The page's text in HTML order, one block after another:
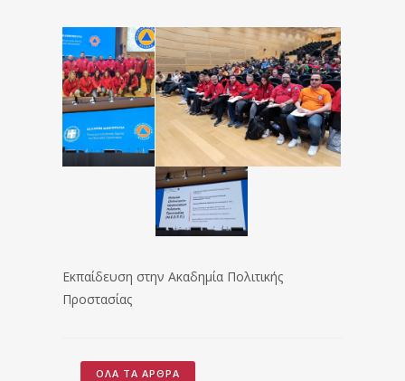
Εκπαίδευση στην Ακαδημία Πολιτικής
Προστασίας
ΌΛΑ ΤΑ ΆΡΘΡΑ